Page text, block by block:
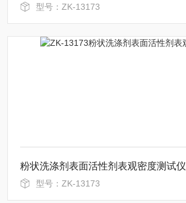
型号：ZK-13173
粉状洗涤剂表面活性剂表观密度测试仪
型号：ZK-13173